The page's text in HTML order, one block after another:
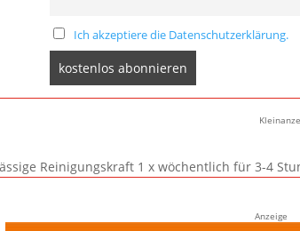
Ich akzeptiere die Datenschutzerklärung.
Reinigungskraft 1 x wöchentlich für 3-4
Anzeige